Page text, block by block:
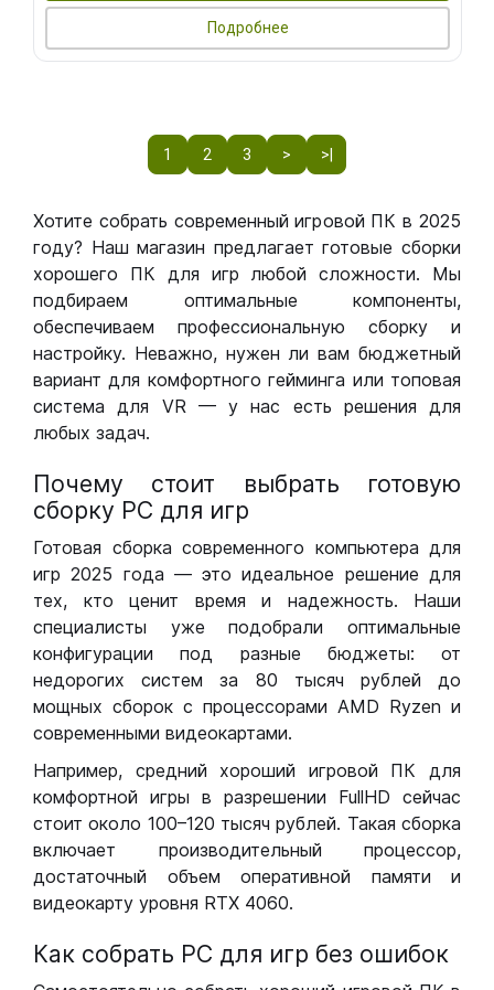
Подробнее
1 2 3 > >|
Хотите собрать современный игровой ПК в 2025
году? Наш магазин предлагает готовые сборки
хорошего ПК для игр любой сложности. Мы
подбираем оптимальные компоненты,
обеспечиваем профессиональную сборку и
настройку. Неважно, нужен ли вам бюджетный
вариант для комфортного гейминга или топовая
система для VR — у нас есть решения для
любых задач.
Почему стоит выбрать готовую
сборку РС для игр
Готовая сборка современного компьютера для
игр 2025 года — это идеальное решение для
тех, кто ценит время и надежность. Наши
специалисты уже подобрали оптимальные
конфигурации под разные бюджеты: от
недорогих систем за 80 тысяч рублей до
мощных сборок с процессорами AMD Ryzen и
современными видеокартами.
Например, средний хороший игровой ПК для
комфортной игры в разрешении FullHD сейчас
стоит около 100–120 тысяч рублей. Такая сборка
включает производительный процессор,
достаточный объем оперативной памяти и
видеокарту уровня RTX 4060.
Как собрать РС для игр без ошибок